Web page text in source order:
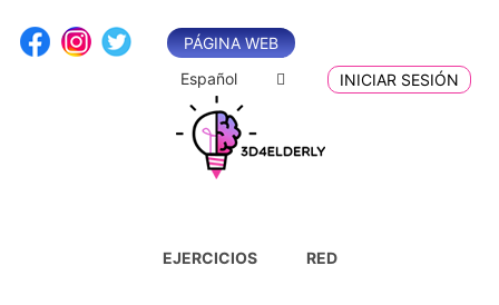
PÁGINA WEB
Español
INICIAR SESIÓN
EJERCICIOS RED